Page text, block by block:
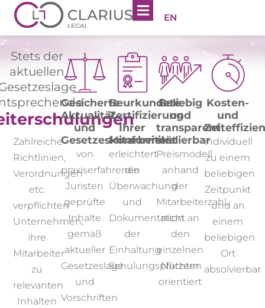
EN
Stets der
aktuellen
Zahlreiche
Richtlinien,
Verordnungen
etc.
verpflichten
Unternehmen,
ihre
Mitarbeiter
zu
relevanten
Inhalten
Gesicherte
Aktualität
und
Gesetzeskonformität
von
praxiserfahrenen
Juristen
geprüfte
Inhalte
gemäß
aktueller
Gesetzeslage
und
Vorschriften
Beurkundete
Zertifizierung
Ihrer
Mitarbeiter​​
erleichtert
die
Überwachung
und
Dokumentation
der
Einhaltung
Schulungspflichten
Beliebig
und
transparent
skalierbar
Preismodell
anhand
der
Mitarbeiterzahl,
nicht an
den
einzelnen
Nutzern
orientiert
Kosten-
und
individuell
zu einem
beliebigen
Zeitpunkt
und an
einem
beliebigen
Ort
absolvierbar